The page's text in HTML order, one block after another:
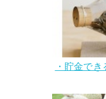
・貯金で